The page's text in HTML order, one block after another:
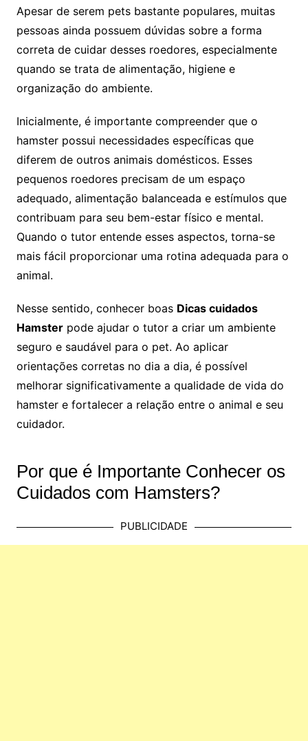
Apesar de serem pets bastante populares, muitas
pessoas ainda possuem dúvidas sobre a forma
correta de cuidar desses roedores, especialmente
quando se trata de alimentação, higiene e
organização do ambiente.
Inicialmente, é importante compreender que o
hamster possui necessidades específicas que
diferem de outros animais domésticos. Esses
pequenos roedores precisam de um espaço
adequado, alimentação balanceada e estímulos que
contribuam para seu bem-estar físico e mental.
Quando o tutor entende esses aspectos, torna-se
mais fácil proporcionar uma rotina adequada para o
animal.
Nesse sentido, conhecer boas Dicas cuidados
Hamsterpode ajudar o tutor a criar um ambiente
seguro e saudável para o pet. Ao aplicar
orientações corretas no dia a dia, é possível
melhorar significativamente a qualidade de vida do
hamster e fortalecer a relação entre o animal e seu
cuidador.
Por que é Importante Conhecer os
Cuidados com Hamsters?
PUBLICIDADE